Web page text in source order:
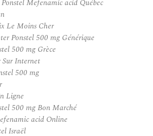
Mefenamic acid Québec
Le Moins Cher
Ponstel 500 mg Générique
500 mg Grèce
Sur Internet
500 mg
Ligne
500 mg Bon Marché
acid Online
Israël